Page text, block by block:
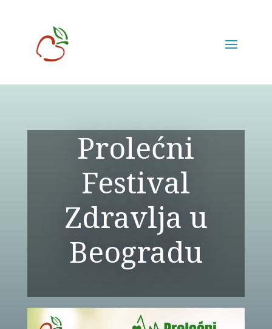
Prolećni
Festival
Zdravlja u
Beogradu